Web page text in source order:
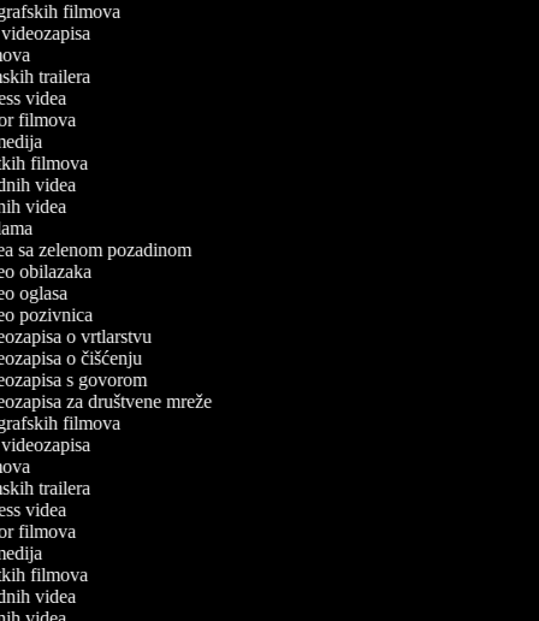
filmova
videozapisa
trailera
videa
filmova
filmova
videa
videa
sa zelenom pozadinom
obilazaka
oglasa
pozivnica
o vrtlarstvu
o čišćenju
s govorom
za društvene mreže
filmova
videozapisa
trailera
videa
filmova
filmova
videa